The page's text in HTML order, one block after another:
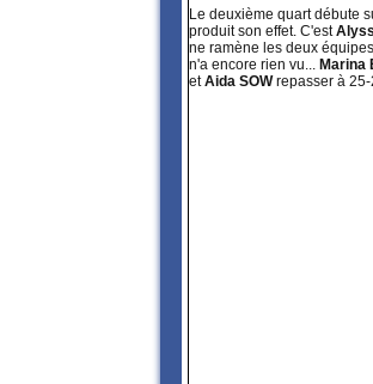
Le deuxième quart débute
produit son effet. C'est
ne ramène les deux
n'a encore rien vu... Marina
etAida SOWrepasser à 25-